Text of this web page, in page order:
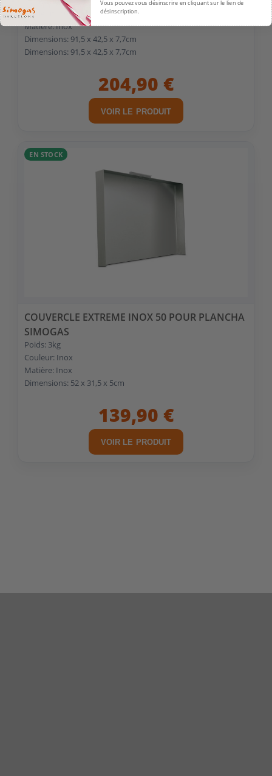
Couleur: Inox
Matière: Inox
Dimensions: 91,5 x 42,5 x 7,7cm
Dimensions: 91,5 x 42,5 x 7,7cm
204,90 €
VOIR LE PRODUIT
EN STOCK
COUVERCLE EXTREME INOX 50 POUR PLANCHA
SIMOGAS
Poids: 3kg
Couleur: Inox
Matière: Inox
Dimensions: 52 x 31,5 x 5cm
139,90 €
VOIR LE PRODUIT
Vous pouvez vous désinscrire en cliquant sur le lien de
désinscription.